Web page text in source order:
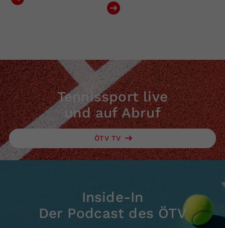
Tennissport live
und auf Abruf
ÖTV TV
Inside-In
Der Podcast des ÖTV